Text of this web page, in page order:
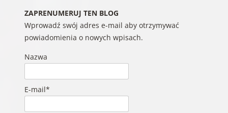
ZAPRENUMERUJ TEN BLOG
Wprowadź swój adres e-mail aby otrzymywać
powiadomienia o nowych wpisach.
Nazwa
E-mail*